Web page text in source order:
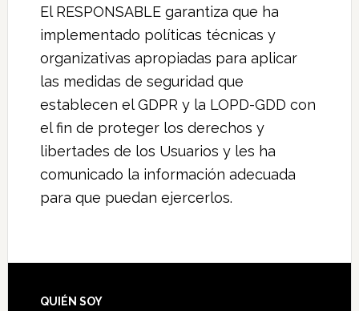
El RESPONSABLE garantiza que ha
implementado políticas técnicas y
organizativas apropiadas para aplicar
las medidas de seguridad que
establecen el GDPR y la LOPD-GDD con
el fin de proteger los derechos y
libertades de los Usuarios y les ha
comunicado la información adecuada
para que puedan ejercerlos.
QUIÉN SOY